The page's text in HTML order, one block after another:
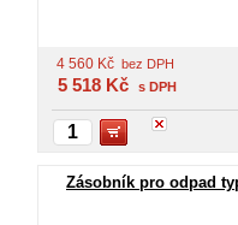
4 560 Kč bez DPH
5 518 Kč s DPH
Zásobník pro odpad